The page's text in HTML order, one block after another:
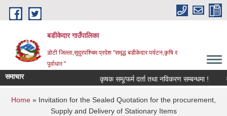
Skip to main content
बडीकेदार गाउँपालिका
डोटी जिल्ला,सूदुरपश्चिम प्रदेश "समृद्ध बडीकेदार पर्यटन,कृषि र
पूर्वाधार "
समाचार कृषक समू/फर्म दर्ता तथा नविकरण सम्बन्धमा !
You are here
Home » Invitation for the Sealed Quotation for the procurement,
Supply and Delivery of Stationary Items